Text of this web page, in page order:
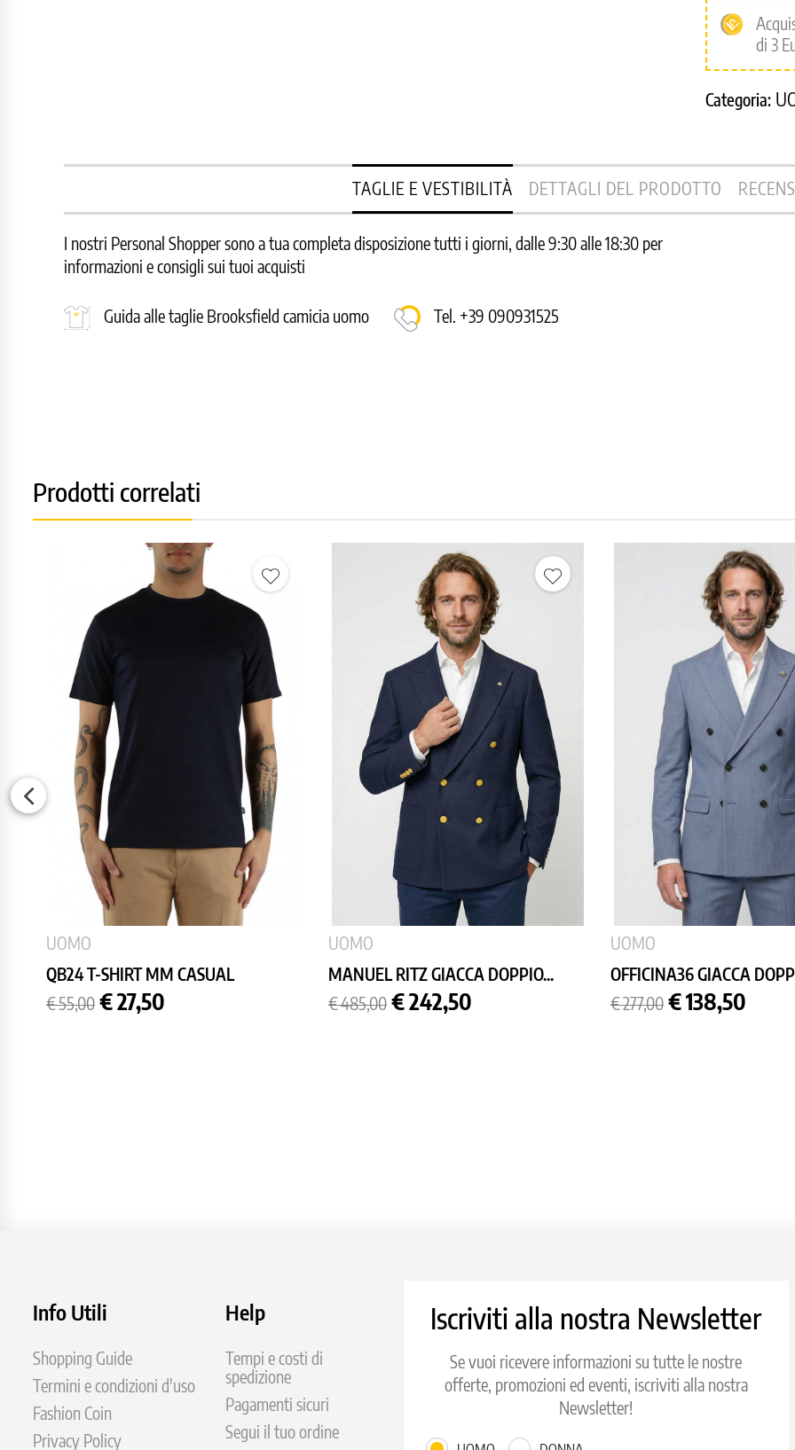
di 3
Categoria:
TAGLIE E VESTIBILITÀ DETTAGLI DEL PRODOTTO
I nostri Personal Shopper sono a tua completa disposizione tutti i giorni, dalle 9:30 alle 18:30 per
informazioni e consigli sui tuoi acquisti
Guida alle taglie Brooksfield camicia uomo Tel. +39 090931525
Prodotti correlati
UOMO
QB24 T-SHIRT MM CASUAL
Prezzo
base
€ 55,00 Prezzo
€ 27,50
UOMO
MANUEL RITZ GIACCA DOPPIO...
Prezzo
base
€ 485,00 Prezzo
€ 242,50
UOMO
OFFICINA36 GIACCA
Prezzo
base
€ 277,00 Prezzo
€ 138,50
Info Utili
Shopping Guide
Termini e condizioni d'uso
Fashion Coin
Privacy Policy
Help
Tempi e costi di
spedizione
Pagamenti sicuri
Segui il tuo ordine
Iscriviti alla nostra Newsletter
Se vuoi ricevere informazioni su tutte le nostre
offerte, promozioni ed eventi, iscriviti alla nostra
Newsletter!